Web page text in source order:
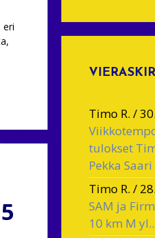
eri
Timo R. /
tulokset
Pekka
Timo R. /
SAM ja
10 km M